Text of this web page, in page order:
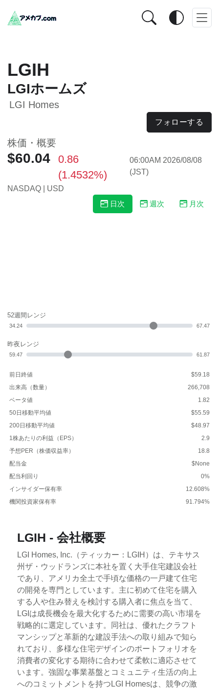
LGIH
LGIホームズ
LGI Homes
フォローする
株価・概要
$60.04
0.86
(1.4532%)
06:00AM 2026/08/08
(JST)
NASDAQ | USD
日次
週次 月次
52週間レンジ
34.24 67.47
昨夜レンジ
59.47 61.87
前日終値
$59.18
出来高（数量）
266,708
ベータ値
1.82
50日移動平均値
$55.59
200日移動平均値
$48.97
1株あたりの利益（EPS）
2.9
予想PER（株価収益率）
18.8
配当金
$None
配当利回り
0%
インサイダー保有率
12.608%
機関投資家保有率
91.794%
LGIH - 会社概要
LGI Homes, Inc.（ティッカー：LGIH）は、テキサス
州ザ・ウッドランズに本社を置く大手住宅建設会社
であり、アメリカ全土で手頃な価格の一戸建て住宅
の開発を専門としています。主に初めて住宅を購入
する人や住み替えを検討する購入者に焦点を当て、
LGIは成長機会を最大化するために需要の高い市場を
戦略的に選定しています。同社は、優れたクラフト
マンシップと革新的な建設手法への取り組みで知ら
れており、多様な住宅デザインのポートフォリオを
消費者の変化する期待に合わせて柔軟に適応させて
います。強固な事業基盤とコミュニティ生活の向上
へのコミットメントを持つLGI Homesは、競争の激